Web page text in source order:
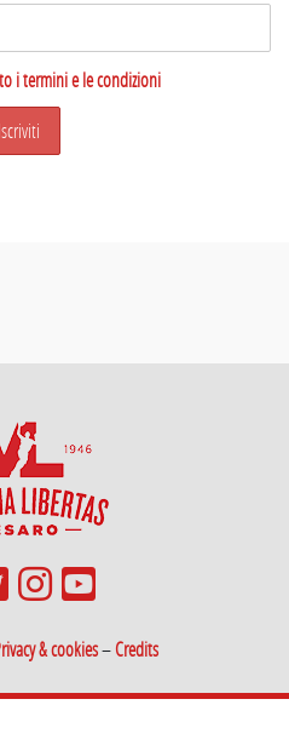
i termini e le condizioni
& cookies–Credits